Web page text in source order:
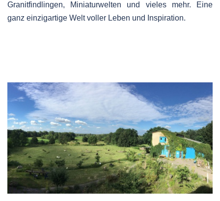
Granitfindlingen, Miniaturwelten und vieles mehr.
Eine
ganz einzigartige Welt voller Leben und Inspiration.